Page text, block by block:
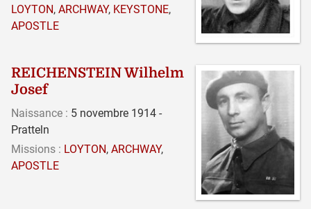
LOYTON, ARCHWAY, KEYSTONE,
APOSTLE
REICHENSTEIN Wilhelm
Josef
Naissance : 5 novembre 1914 -
Pratteln
Missions : LOYTON, ARCHWAY,
APOSTLE